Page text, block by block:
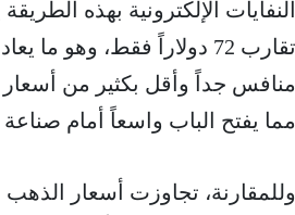
منافس جداً وأقل بكثير من
مما يفتح الباب واسعاً أمام